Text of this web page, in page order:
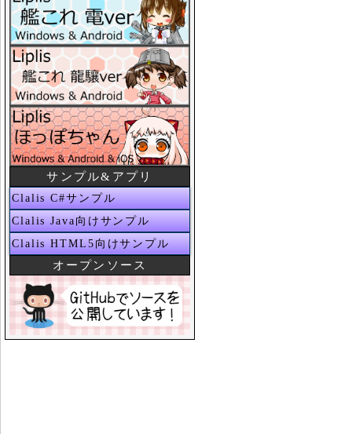
サンプル&アプリ
Clalis C#サンプル
Clalis Java向けサンプル
Clalis HTML5向けサンプル
オープンソース